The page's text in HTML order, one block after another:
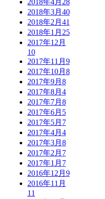
2018年3月 40
2018年2月 41
2018年1月 25
2017年12月
10
2017年11月 9
2017年10月 8
2017年9月 8
2017年8月 4
2017年7月 8
2017年6月 5
2017年5月 7
2017年4月 4
2017年3月 8
2017年2月 7
2017年1月 7
2016年12月 9
2016年11月
11